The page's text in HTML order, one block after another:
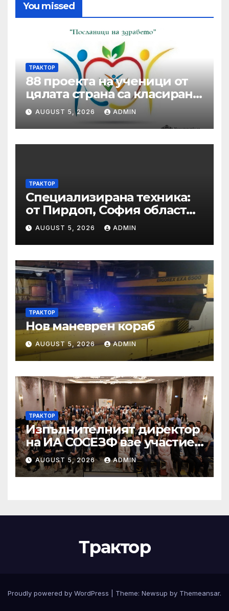
You missed
ТРАКТОР
88 проекта на ученици от
цялата страна са класирани
от първа фаза в XVII-то
издание на Националния
ученически конкурс
„Посланици на здравето” •
AUGUST 5, 2026 ADMIN
ТРАКТОР
Специализирана техника:
от Пирдоп, София област
Втора ръка и нови с ТОП
цени онлайн от цяла
България — Bazar.bg
AUGUST 5, 2026 ADMIN
ТРАКТОР
Нов маневрен кораб
AUGUST 5, 2026 ADMIN
ТРАКТОР
Изпълнителният директор
на ИА СОСЕЗФ взе участие
в организирана от
Европейската служба за
борба с измамите (OLAF),
„Prevent – Detect –
AUGUST 5, 2026 ADMIN
Трактор
Proudly powered by WordPress Theme: Newsup by Themeansar.